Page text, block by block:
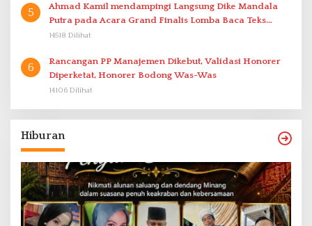
5
Ahmad Kamil mendampingi Langsung Dike Mandala
Putra pada Acara Grand Finalis Lomba Baca Teks
Proklamasi Mirip Bung Karno di Bali
14518 Dilihat
6
Rancangan PP Manajemen Dikebut, Validasi Honorer
Diperketat, Honorer Bodong Was-Was
14106 Dilihat
Hiburan